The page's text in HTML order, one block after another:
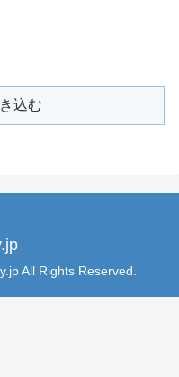
込む
All Rights Reserved.